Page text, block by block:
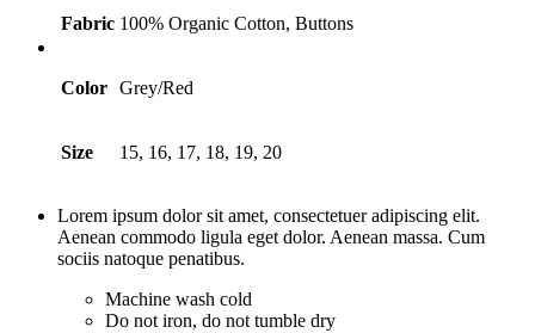
Fabric 100% Organic Cotton, Buttons
Color Grey/Red
Size 15, 16, 17, 18, 19, 20
Lorem ipsum dolor sit amet, consectetuer adipiscing elit.
Aenean commodo ligula eget dolor. Aenean massa. Cum
sociis natoque penatibus.
Machine wash cold
Do not iron, do not tumble dry